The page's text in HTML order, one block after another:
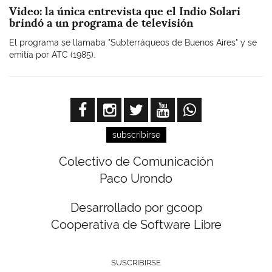
Video: la única entrevista que el Indio Solari
brindó a un programa de televisión
El programa se llamaba "Subterráqueos de Buenos Aires" y se
emitía por ATC (1985).
subscribirse
Colectivo de Comunicación
Paco Urondo
Desarrollado por gcoop
Cooperativa de Software Libre
SUSCRIBIRSE